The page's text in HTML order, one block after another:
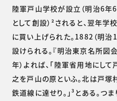
陸軍戸山学校が設立（明治6年
として創設）²されると、翌年
に買い上げられた。1882（明
設けられる。『明治東京名所図
年）よれば、「陸軍省用地にし
之を戸山の原といふ。北は戸
鉄道線に達せり。」³とある。つ